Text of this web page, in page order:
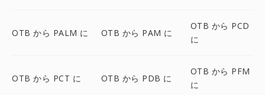
OTB から PALM に OTB から PAM に
OTB から PCD
に
OTB から PCT に OTB から PDB に
OTB から PFM
に